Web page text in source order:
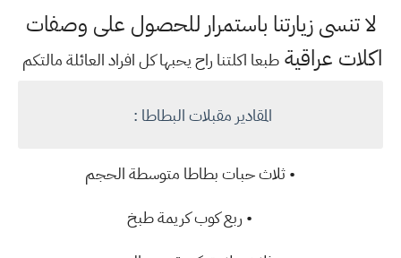
لا تنسى زيارتنا باستمرار للحصول على وصفات
اكلات عراقية طبعا اكلتنا راح يحبها كل افراد العائلة مالتكم
المقادير مقبلات البطاطا :
• ثلاث حبات بطاطا متوسطة الحجم
• ربع كوب كريمة طبخ